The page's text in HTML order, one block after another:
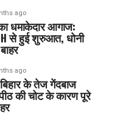
ago
धमाकेदार आगाज:
से हुई शुरुआत, धोनी
ago
के तेज गेंदबाज
की चोट के कारण पूरे